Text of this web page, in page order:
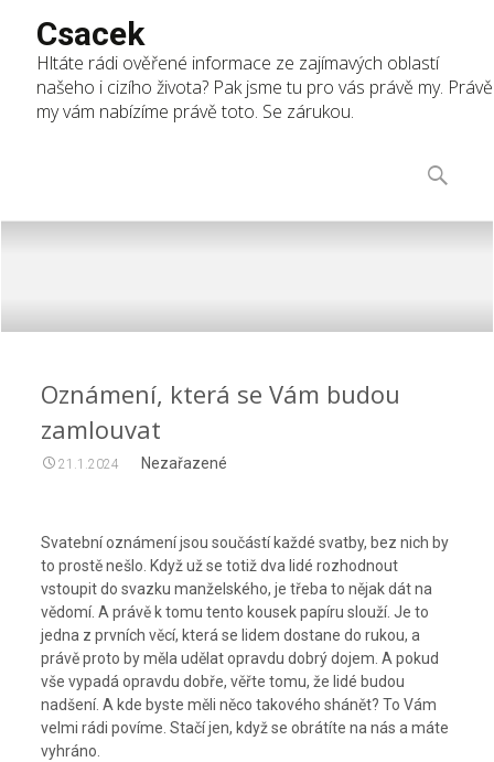
Csacek
Hltáte rádi ověřené informace ze zajímavých oblastí
našeho i cizího života? Pak jsme tu pro vás právě my. Právě
my vám nabízíme právě toto. Se zárukou.
to
content
Oznámení, která se Vám budou
zamlouvat
21.1.2024 Nezařazené
Svatební oznámeníjsou součástí každé svatby, bez nich by
to prostě nešlo. Když už se totiž dva lidé rozhodnout
vstoupit do svazku manželského, je třeba to nějak dát na
vědomí. A právě k tomu tento kousek papíru slouží. Je to
jedna z prvních věcí, která se lidem dostane do rukou, a
právě proto by měla udělat opravdu dobrý dojem. A pokud
vše vypadá opravdu dobře, věřte tomu, že lidé budou
nadšení. A kde byste měli něco takového shánět? To Vám
velmi rádi povíme. Stačí jen, když se obrátíte na nás a máte
vyhráno.